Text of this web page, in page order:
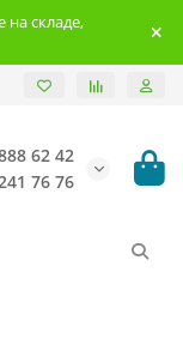
на складе,
62 42
76 76